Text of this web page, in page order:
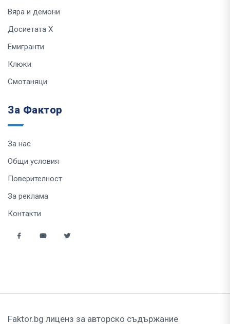
Вяра и демони
Досиетата Х
Емигранти
Клюки
Смотаняци
За Фактор
За нас
Общи условия
Поверителност
За реклама
Контакти
Faktor.bg лиценз за авторско съдържание